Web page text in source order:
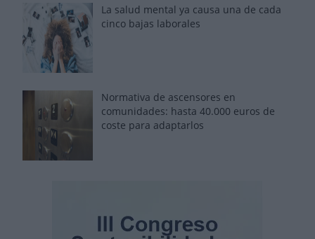
La salud mental ya causa una de cada
cinco bajas laborales
Normativa de ascensores en
comunidades: hasta 40.000 euros de
coste para adaptarlos